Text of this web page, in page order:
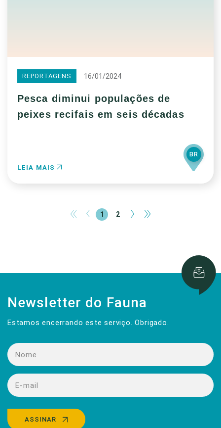
REPORTAGENS 16/01/2024
Pesca diminui populações de
peixes recifais em seis décadas
LEIA MAIS
BR
« ‹ 1 2 › »
Newsletter do Fauna
Estamos encerrando este serviço. Obrigado.
ASSINAR